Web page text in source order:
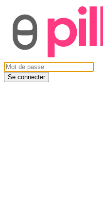
Se connecter